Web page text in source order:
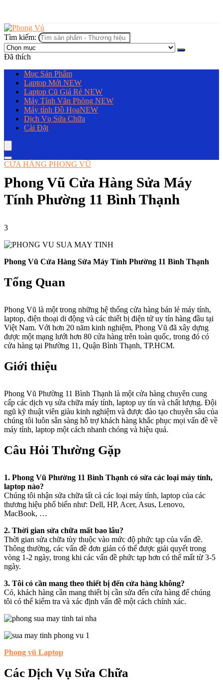
Tìm kiếm:
Đã thích
Mục Sản Phẩm
Laptop Mới NEW
Laptop Cũ Giá Rẻ NEW
Máy Tính Văn Phòng NEW
Máy tính Đồ HọaNEW
Dịch Vụ Sửa Chữa
Cài Đặt
CỬA HÀNG PHONG VŨ
Phong Vũ Cửa Hàng Sửa Máy
Tính Phường 11 Bình Thạnh
3
Phong Vũ Cửa Hàng Sửa Máy Tính Phường 11 Bình Thạnh
Tổng Quan
Phong Vũ là một trong những hệ thống cửa hàng bán lẻ máy tính,
laptop, điện thoại di động và các thiết bị điện tử uy tín hàng đầu tại
Việt Nam. Với hơn 20 năm kinh nghiệm, Phong Vũ đã xây dựng
được một mạng lưới hơn 80 cửa hàng trên toàn quốc, trong đó có
cửa hàng tại Phường 11, Quận Bình Thạnh, TP.HCM.
Giới thiệu
Phong Vũ Phường 11 Bình Thạnh là một cửa hàng chuyên cung
cấp các dịch vụ sửa chữa máy tính, laptop uy tín và chất lượng. Đội
ngũ kỹ thuật viên giàu kinh nghiệm và được đào tạo chuyên sâu của
chúng tôi luôn sẵn sàng hỗ trợ khách hàng khắc phục mọi vấn đề về
máy tính, laptop một cách nhanh chóng và hiệu quả.
Câu Hỏi Thường Gặp
1. Phong Vũ Phường 11 Bình Thạnh có sửa các loại máy tính,
laptop nào?
Chúng tôi nhận sửa chữa tất cả các loại máy tính, laptop của các
thương hiệu phổ biến như: Dell, HP, Acer, Asus, Lenovo,
MacBook, …
2. Thời gian sửa chữa mất bao lâu?
Thời gian sửa chữa tùy thuộc vào mức độ phức tạp của vấn đề.
Thông thường, các vấn đề đơn giản có thể được giải quyết trong
vòng 1-2 ngày, trong khi các vấn đề phức tạp hơn có thể mất từ 3-5
ngày.
3. Tôi có cần mang theo thiết bị đến cửa hàng không?
Có, khách hàng cần mang thiết bị cần sửa đến cửa hàng để chúng
tôi có thể kiểm tra và xác định vấn đề một cách chính xác.
Phong vũ Laptop
Các Dịch Vụ Sửa Chữa